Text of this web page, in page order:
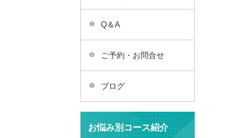
Q＆A
ご予約・お問合せ
ブログ
お悩み別コース紹介